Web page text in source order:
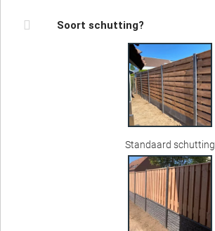
Soort schutting?
Standaard schutting